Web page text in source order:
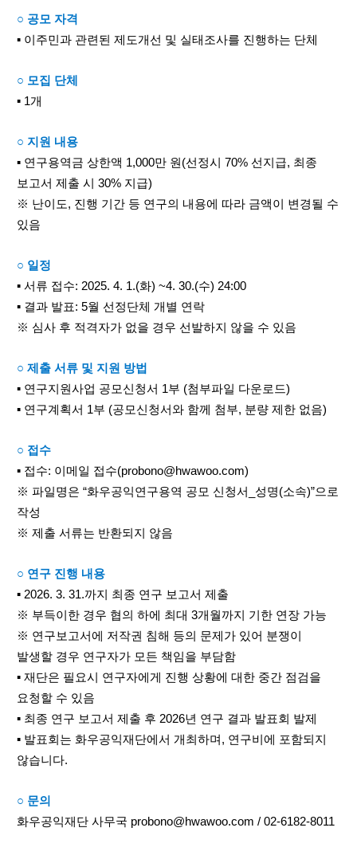
○ 공모 자격
▪ 이주민과 관련된 제도개선 및 실태조사를 진행하는 단체
○ 모집 단체
▪ 1개
○ 지원 내용
▪ 연구용역금 상한액 1,000만 원(선정시 70% 선지급, 최종
보고서 제출 시 30% 지급)
※ 난이도, 진행 기간 등 연구의 내용에 따라 금액이 변경될 수
있음
○ 일정
▪ 서류 접수: 2025. 4. 1.(화) ~4. 30.(수) 24:00
▪ 결과 발표: 5월 선정단체 개별 연락
※ 심사 후 적격자가 없을 경우 선발하지 않을 수 있음
○ 제출 서류 및 지원 방법
▪ 연구지원사업 공모신청서 1부 (첨부파일 다운로드)
▪ 연구계획서 1부 (공모신청서와 함께 첨부, 분량 제한 없음)
○ 접수
▪ 접수: 이메일 접수(probono@hwawoo.com)
※ 파일명은 “화우공익연구용역 공모 신청서_성명(소속)”으로
작성
※ 제출 서류는 반환되지 않음
○ 연구 진행 내용
▪ 2026. 3. 31.까지 최종 연구 보고서 제출
※ 부득이한 경우 협의 하에 최대 3개월까지 기한 연장 가능
※ 연구보고서에 저작권 침해 등의 문제가 있어 분쟁이
발생할 경우 연구자가 모든 책임을 부담함
▪ 재단은 필요시 연구자에게 진행 상황에 대한 중간 점검을
요청할 수 있음
▪ 최종 연구 보고서 제출 후 2026년 연구 결과 발표회 발제
▪ 발표회는 화우공익재단에서 개최하며, 연구비에 포함되지
않습니다.
○ 문의
화우공익재단 사무국 probono@hwawoo.com / 02-6182-8011